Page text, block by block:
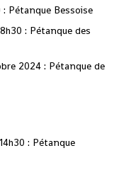
Pétanque Bessoise
: Pétanque des
2024 : Pétanque de
: Pétanque